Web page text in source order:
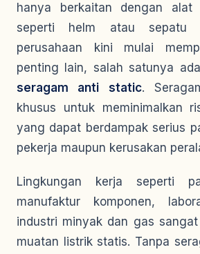
hanya berkaitan dengan alat
seperti helm atau sepatu
perusahaan kini mulai
penting lain, salah satunya
seragam anti static.
khusus untuk meminimalkan
yang dapat berdampak serius
pekerja maupun kerusakan
Lingkungan kerja seperti
manufaktur komponen,
industri minyak dan gas
muatan listrik statis. Tanpa